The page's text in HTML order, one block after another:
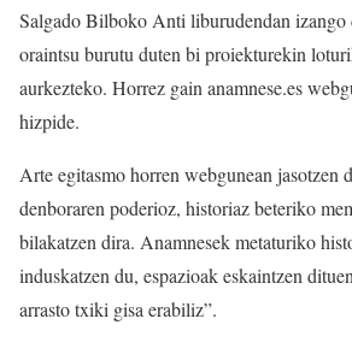
Salgado Bilboko Anti liburudendan izango
oraintsu burutu duten bi proiekturekin
aurkezteko. Horrez gain anamnese.es
hizpide.
Arte egitasmo horren webgunean jasotzen
denboraren poderioz, historiaz beteriko
bilakatzen dira. Anamnesek metaturiko
induskatzen du, espazioak eskaintzen
arrasto txiki gisa erabiliz”.